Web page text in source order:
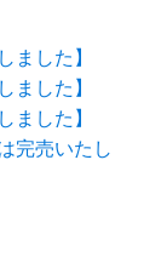
した】
した】
した】
完売いたし